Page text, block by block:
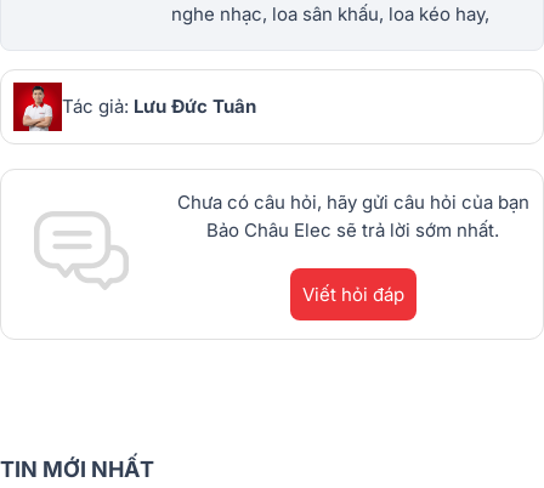
nghe nhạc, loa sân khấu, loa kéo hay,
Châu Elec đang cung cấp.
Tác giả: Lưu Đức Tuân
Chưa có câu hỏi, hãy gửi câu hỏi của bạn
Bảo Châu Elec sẽ trả lời sớm nhất.
Viết hỏi đáp
TIN MỚI NHẤT